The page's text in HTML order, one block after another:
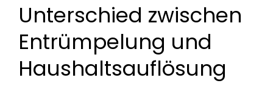
Unterschied zwischen
Entrümpelung und
Haushaltsauflösung